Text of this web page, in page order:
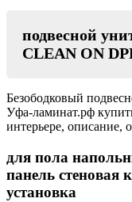
подвесной
CLEAN ON
Безободковый
Уфа-ламинат.рф
интерьере, описание,
для пола
панель стеновая
установка